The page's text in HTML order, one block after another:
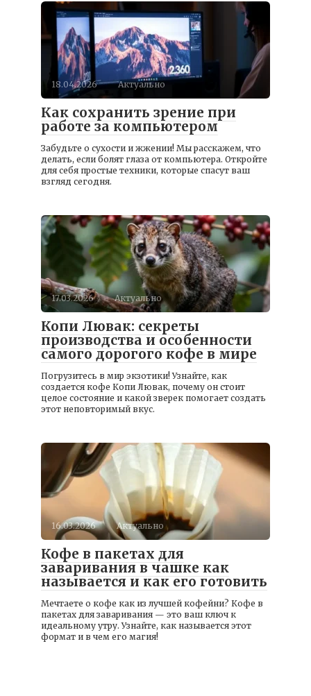
18.04.2026 Актуально
Как сохранить зрение при
работе за компьютером
Забудьте о сухости и жжении! Мы расскажем, что
делать, если болят глаза от компьютера. Откройте
для себя простые техники, которые спасут ваш
взгляд сегодня.
17.03.2026 Актуально
Копи Лювак: секреты
производства и особенности
самого дорогого кофе в мире
Погрузитесь в мир экзотики! Узнайте, как
создается кофе Копи Лювак, почему он стоит
целое состояние и какой зверек помогает создать
этот неповторимый вкус.
16.03.2026 Актуально
Кофе в пакетах для
заваривания в чашке как
называется и как его готовить
Мечтаете о кофе как из лучшей кофейни? Кофе в
пакетах для заваривания — это ваш ключ к
идеальному утру. Узнайте, как называется этот
формат и в чем его магия!